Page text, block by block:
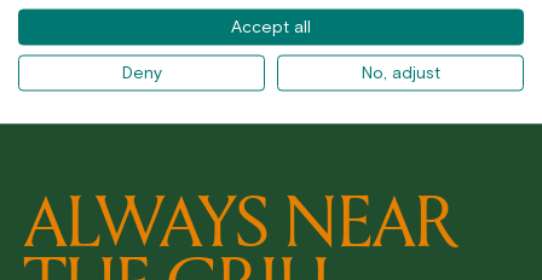
ALWAYS NEAR
Accept all
Deny No, adjust